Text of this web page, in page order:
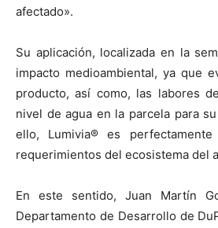
afectado».
Su aplicación, localizada en la
impacto medioambiental, ya que
producto, así como, las labores
nivel de agua en la parcela para
ello, Lumivia® es
requerimientos del ecosistema del
En este sentido, Juan Martín
Departamento de Desarrollo de